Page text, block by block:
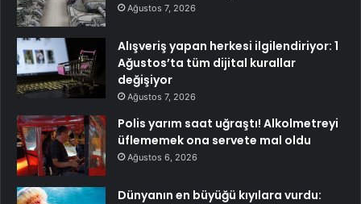
Ağustos 7, 2026
Alışveriş yapan herkesi ilgilendiriyor: 1
Ağustos’ta tüm dijital kurallar
değişiyor
Ağustos 7, 2026
Polis yarım saat uğraştı! Alkolmetreyi
üflememek ona servete mal oldu
Ağustos 6, 2026
Dünyanın en büyüğü kıyılara vurdu: